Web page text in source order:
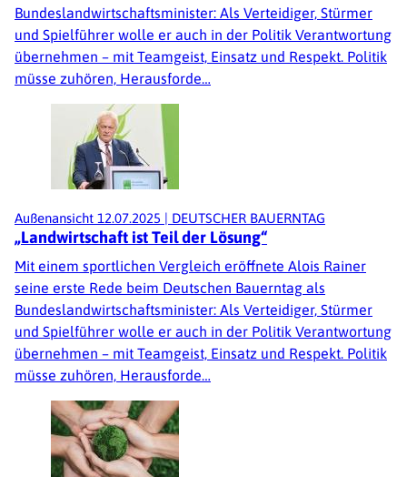
Bundeslandwirtschaftsminister: Als Verteidiger, Stürmer
und Spielführer wolle er auch in der Politik Verantwortung
übernehmen – mit Teamgeist, Einsatz und Respekt. Politik
müsse zuhören, Herausforde…
Außenansicht 12.07.2025 | DEUTSCHER BAUERNTAG
„Landwirtschaft ist Teil der Lösung“
Mit einem sportlichen Vergleich eröffnete Alois Rainer
seine erste Rede beim Deutschen Bauerntag als
Bundeslandwirtschaftsminister: Als Verteidiger, Stürmer
und Spielführer wolle er auch in der Politik Verantwortung
übernehmen – mit Teamgeist, Einsatz und Respekt. Politik
müsse zuhören, Herausforde…